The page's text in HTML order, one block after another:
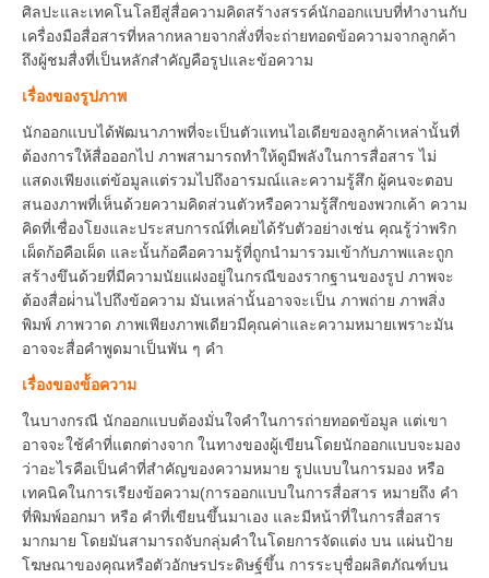
ศิลปะและเทคโนโลยีสู่สื่อความคิดสร้างสรรค์นักออกแบบที่ทำงานกับ
เครื่องมือสื่อสารที่หลากหลายจากสั่งที่จะถ่ายทอดข้อความจากลูกค้า
ถึงผู้ชมสื่งที่เป็นหลักสำคัญคือรูปและข้อความ
เรื่องของรูปภาพ
นักออกแบบได้พัฒนาภาพที่จะเป็นตัวแทนไอเดียของลูกค้าเหล่านั้นที่
ต้องการให้สื่อออกไป ภาพสามารถทำให้ดูมีพลังในการสื่อสาร ไม่
แสดงเพียงแต่ข้อมูลแต่รวมไปถึงอารมณ์และความรู้สึก ผู้คนจะตอบ
สนองภาพที่เห็นด้วยความคิดส่วนตัวหรือความรู้สึกของพวกเค้า ความ
คิดที่เชื่องโยงและประสบการณ์ที่เคยได้รับตัวอย่างเช่น คุณรู้ว่าพริก
เผ็ดก้อคือเผ็ด และนั้นก้อคือความรู้ที่ถูกนำมารวมเข้ากับภาพและถูก
สร้างขึนด้วยที่มีความนัยแฝงอยู่ในกรณีของรากฐานของรูป ภาพจะ
ต้องสื่อผ่่านไปถึงข้อความ มันเหล่านั้นอาจจะเป็น ภาพถ่าย ภาพสิ่ง
พิมพ์ ภาพวาด ภาพเพียงภาพเดียวมีคุณค่าและความหมายเพราะมัน
อาจจะสื่อคำพูดมาเป็นพัน ๆ คำ
เรื่องของข้้อความ
ในบางกรณี นักออกแบบต้องมั่นใจคำในการถ่ายทอดข้อมูล แต่เขา
อาจจะใช้คำที่แตกต่างจาก ในทางของผู้เขียนโดยนักออกแบบจะมอง
ว่าอะไรคือเป็นคำที่สำคัญของความหมาย รูปแบบในการมอง หรือ
เทคนิคในการเรียงข้อความ(การออกแบบในการสื่อสาร หมายถึง คำ
ที่พิมพ์ออกมา หรือ คำที่เขียนขึ้นมาเอง และมีหน้าที่ในการสื่อสาร
มากมาย โดยมันสามารถจับกลุ่มคำในโดยการจัดแต่ง บน แผ่นป้าย
โฆษณาของคุณหรือตัวอักษรประดิษฐ์ขึ้น การระบุชื่อผลิตภัณฑ์บน